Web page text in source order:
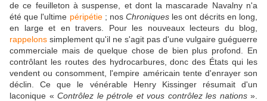
de ce feuilleton à suspense, et dont la mascarade Navalny n'a
été que l'ultime péripétie; nosChroniques les ont décrits en long,
en large et en travers. Pour les nouveaux lecteurs du blog,
rappelons simplement qu'il ne s'agit pas d'une vulgaire guéguerre
commerciale mais de quelque chose de bien plus profond.
En
contrôlant les routes des hydrocarbures, donc des États qui les
vendent ou consomment, l'empire américain tente d'enrayer son
déclin. Ce que le vénérable Henry Kissinger résumait d'un
laconique « Contrôlez le pétrole et vous contrôlez les nations ».